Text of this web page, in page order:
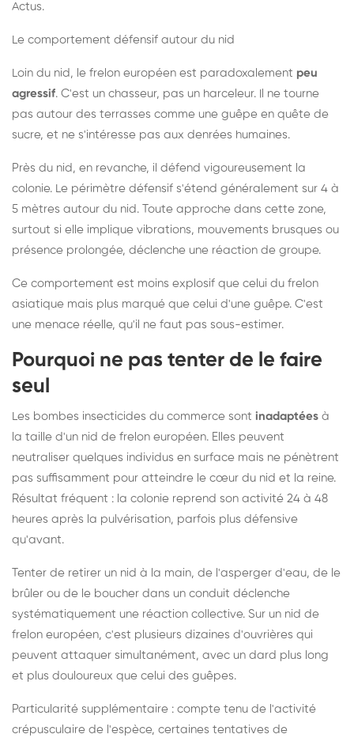
Actus.
Le comportement défensif autour du nid
Loin du nid, le frelon européen est paradoxalement peu
agressif. C'est un chasseur, pas un harceleur. Il ne tourne
pas autour des terrasses comme une guêpe en quête de
sucre, et ne s'intéresse pas aux denrées humaines.
Près du nid, en revanche, il défend vigoureusement la
colonie. Le périmètre défensif s'étend généralement sur 4 à
5 mètres autour du nid. Toute approche dans cette zone,
surtout si elle implique vibrations, mouvements brusques ou
présence prolongée, déclenche une réaction de groupe.
Ce comportement est moins explosif que celui du frelon
asiatique mais plus marqué que celui d'une guêpe. C'est
une menace réelle, qu'il ne faut pas sous-estimer.
Pourquoi ne pas tenter de le faire
seul
Les bombes insecticides du commerce sont inadaptées à
la taille d'un nid de frelon européen. Elles peuvent
neutraliser quelques individus en surface mais ne pénètrent
pas suffisamment pour atteindre le cœur du nid et la reine.
Résultat fréquent : la colonie reprend son activité 24 à 48
heures après la pulvérisation, parfois plus défensive
qu'avant.
Tenter de retirer un nid à la main, de l'asperger d'eau, de le
brûler ou de le boucher dans un conduit déclenche
systématiquement une réaction collective. Sur un nid de
frelon européen, c'est plusieurs dizaines d'ouvrières qui
peuvent attaquer simultanément, avec un dard plus long
et plus douloureux que celui des guêpes.
Particularité supplémentaire : compte tenu de l'activité
crépusculaire de l'espèce, certaines tentatives de